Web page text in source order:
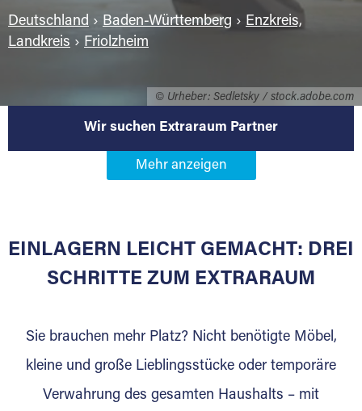
© Urheber: Sedletsky / stock.adobe.com
Deutschland › Baden-Württemberg › Enzkreis,
Landkreis › Friolzheim
Wir suchen Extraraum Partner
Werden Sie Extraraum Partner in
Sie bieten Kunden Lagerraum zur Miete, der
für die Einlagerung von Umzugsgut gebaut
Lagerkunden und Vermietungen.
Ihre Vorteile als Extraraum Partner:
Marktgerechte Preise
EINLAGERN LEICHT GEMACHT: DREI
SCHRITTE ZUM EXTRARAUM
Sie brauchen mehr Platz? Nicht benötigte Möbel,
kleine und große Lieblingsstücke oder temporäre
Verwahrung des gesamten Haushalts – mit